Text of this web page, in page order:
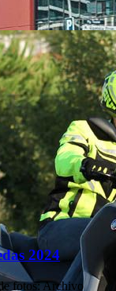
2024
fotos:Archivo